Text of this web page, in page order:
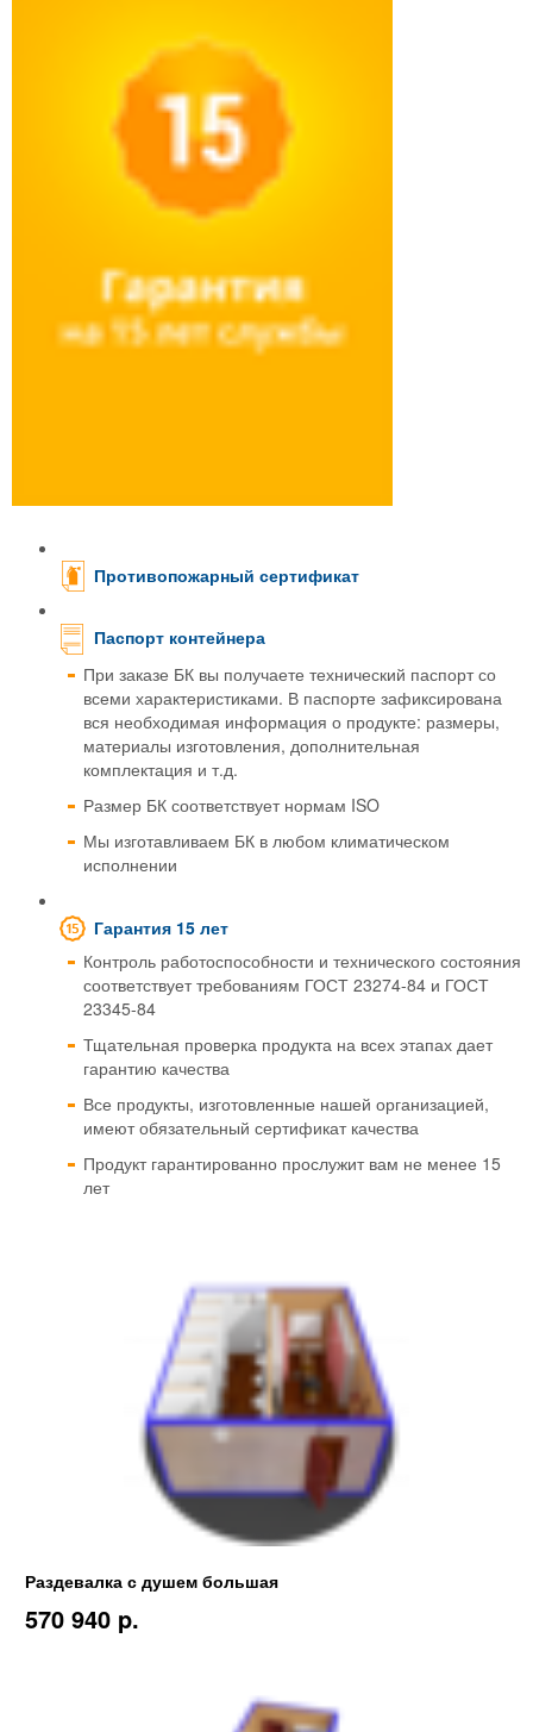
Противопожарный сертификат
Паспорт контейнера
При заказе БК вы получаете технический паспорт со
всеми характеристиками. В паспорте зафиксирована
вся необходимая информация о продукте: размеры,
материалы изготовления, дополнительная
комплектация и т.д.
Размер БК соответствует нормам ISO
Мы изготавливаем БК в любом климатическом
исполнении
Гарантия 15 лет
Контроль работоспособности и технического состояния
соответствует требованиям ГОСТ 23274-84 и ГОСТ
23345-84
Тщательная проверка продукта на всех этапах дает
гарантию качества
Все продукты, изготовленные нашей организацией,
имеют обязательный сертификат качества
Продукт гарантированно прослужит вам не менее 15
лет
Раздевалка с душем большая
570 940 p.